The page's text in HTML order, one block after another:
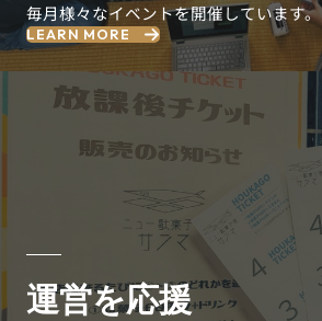
毎月様々なイベントを開催しています。
LEARN MORE
運営を応援